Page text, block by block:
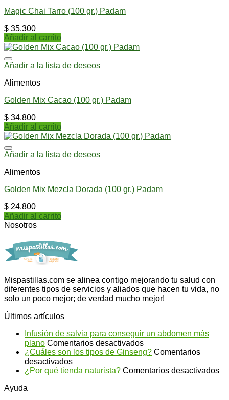
Magic Chai Tarro (100 gr.) Padam
$ 35.300
Añadir al carrito
Añadir a la lista de deseos
Alimentos
Golden Mix Cacao (100 gr.) Padam
$ 34.800
Añadir al carrito
Añadir a la lista de deseos
Alimentos
Golden Mix Mezcla Dorada (100 gr.) Padam
$ 24.800
Añadir al carrito
Nosotros
Mispastillas.com se alinea contigo mejorando tu salud con
diferentes tipos de servicios y aliados que hacen tu vida, no
solo un poco mejor; de verdad mucho mejor!
Últimos artículos
Infusión de salvia para conseguir un abdomen más
plano Comentarios desactivadosen
Infusión
salvia
¿Cuáles son los tipos de Ginseng? Comentarios
desactivadosen
¿Cuáles
¿Por qué tienda naturista? Comentarios desactivadosen
Ayuda